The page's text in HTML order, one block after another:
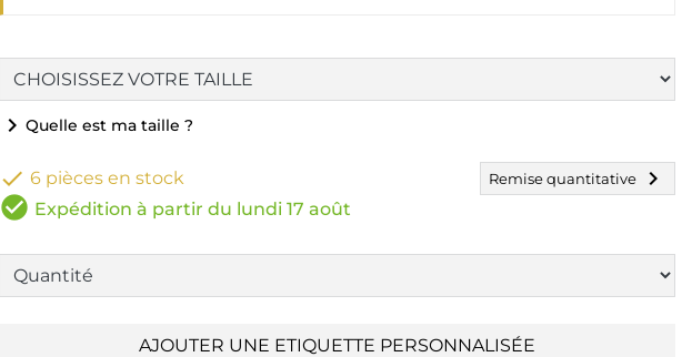
chevron_right Quelle est ma taille ?
 6 pièces en stock
check_circle Expédition à partir du lundi 17 août
Remise quantitative chevron_right
AJOUTER UNE ETIQUETTE PERSONNALISÉE